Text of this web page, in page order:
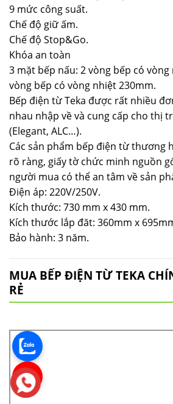
9 mức công suất.
Chế độ giữ ấm.
Chế độ Stop&Go.
Khóa an toàn
3 mặt bếp nấu: 2 vòng bếp có vòng
vòng bếp có vòng nhiệt 230mm.
Bếp điện từ Teka được rất nhiều
nhau nhập về và cung cấp cho thị
(Elegant, ALC…).
Các sản phẩm bếp điện từ thương
rõ ràng, giấy tờ chức minh nguồn
người mua có thể an tâm về sản
Điện áp: 220V/250V.
Kích thước: 730 mm x 430 mm.
Kích thước lắp đăt: 360mm x
Bảo hành: 3 năm.
MUA BẾP ĐIỆN TỪ TEKA
RẺ